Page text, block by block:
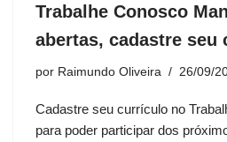
Trabalhe Conosco
abertas, cadastre seu
por Raimundo Oliveira 26/09/
Cadastre seu currículo no
para poder participar dos